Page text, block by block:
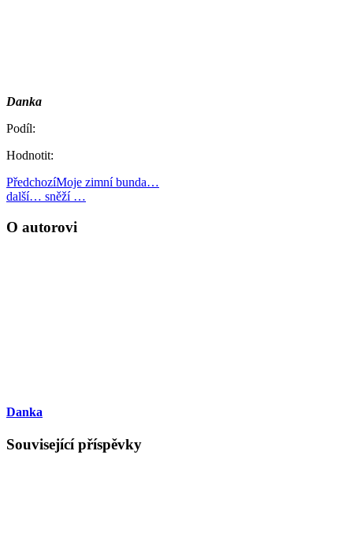
Danka
Podíl:
Hodnotit:
PředchozíMoje zimní bunda…
další… sněží …
O autorovi
Danka
Související příspěvky